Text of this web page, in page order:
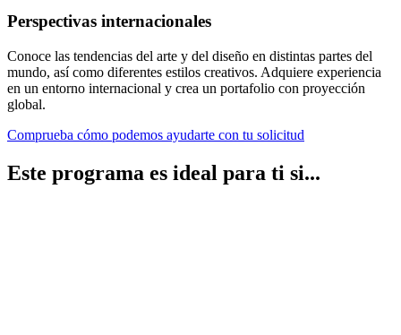
Perspectivas internacionales
Conoce las tendencias del arte y del diseño en distintas partes del
mundo, así como diferentes estilos creativos. Adquiere experiencia
en un entorno internacional y crea un portafolio con proyección
global.
Comprueba cómo podemos ayudarte con tu solicitud
Este programa es ideal para ti si...